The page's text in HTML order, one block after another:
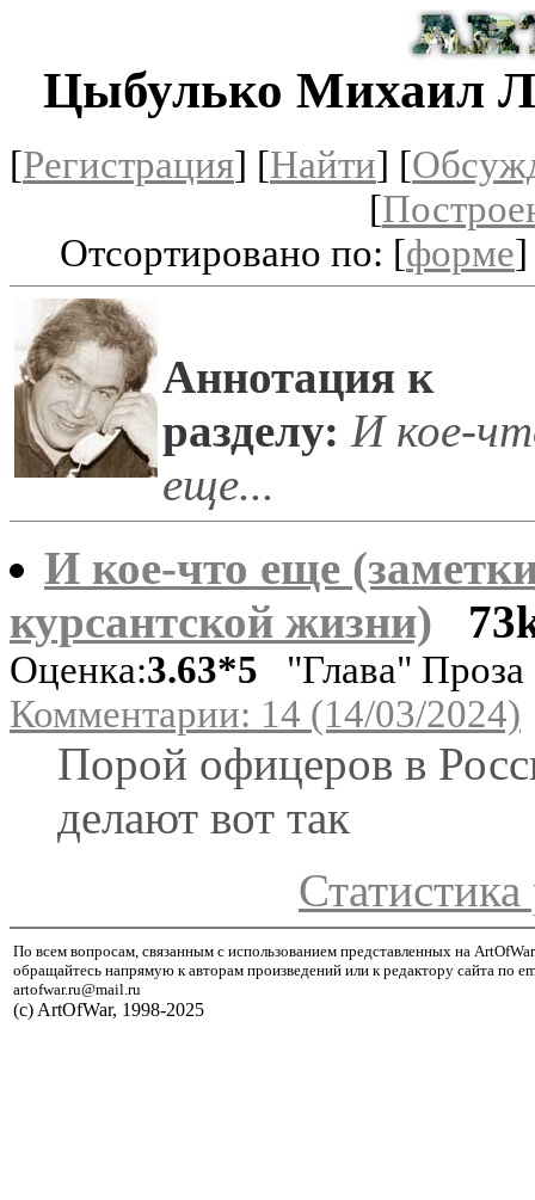
Цыбулько Михаил
[Регистрация] [Найти] [
[
Отсортировано по: [форме
Аннотация к
разделу: И кое-
еще...
И кое-что еще
курсантской жизни)
Оценка:3.63*5 "Глава" Проза
Комментарии: 14 (14/03/2024)
Порой офицеров в
делают вот так
Статистика
По всем вопросам, связанным с использованием представленных на
обращайтесь напрямую к авторам произведений или к редактору сайта по
artofwar.ru@mail.ru
(с) ArtOfWar, 1998-2025